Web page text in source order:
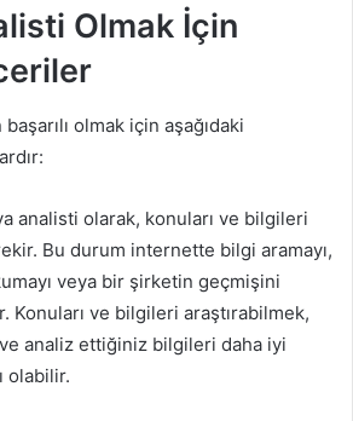
Olmak İçin
olmak için aşağıdaki
analisti olarak, konuları ve bilgileri
Bu durum internette bilgi aramayı,
veya bir şirketin geçmişini
Konuları ve bilgileri araştırabilmek,
analiz ettiğiniz bilgileri daha iyi
olabilir.